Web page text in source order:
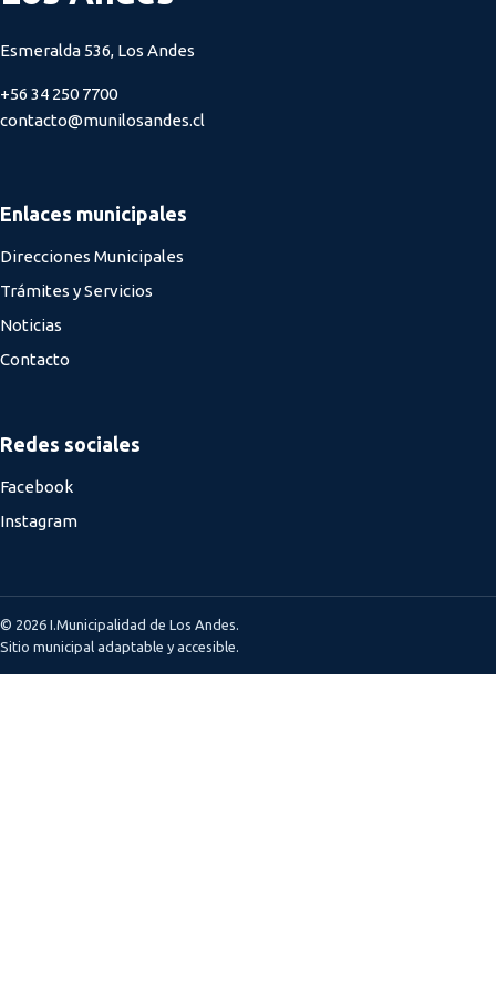
Esmeralda 536, Los Andes
+56 34 250 7700
contacto@munilosandes.cl
Enlaces municipales
Direcciones Municipales
Trámites y Servicios
Noticias
Contacto
Redes sociales
Facebook
Instagram
© 2026 I.Municipalidad de Los Andes.
Sitio municipal adaptable y accesible.